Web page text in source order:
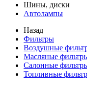
Шины, диски
Автолампы
Назад
Фильтры
Воздушные
Масляные
Салонные
Топливные